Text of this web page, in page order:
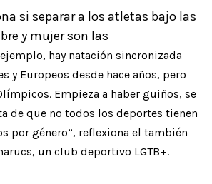
si separar a los atletas bajo las
y mujer son las
ejemplo, hay natación sincronizada
y Europeos desde hace años, pero
Empieza a haber guiños, se
de que no todos los deportes tienen
por género”, reflexiona el también
un club deportivo LGTB+.